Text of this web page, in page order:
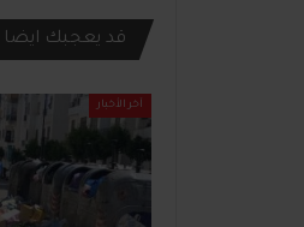
قد يعجبك ايضا
آخر الأخبار